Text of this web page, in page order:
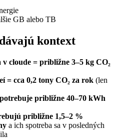
GB alebo TB
kontext
v cloude = približne 3–5 kg CO₂
= cca 0,2 tony CO₂ za rok (len
približne 40–70 kWh
približne 1,5–2 %
a ich spotreba sa v posledných